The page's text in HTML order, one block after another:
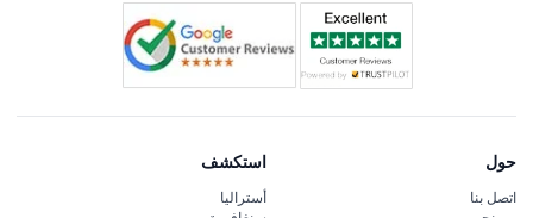
حول
اتصل بنا
استكشف
أستراليا